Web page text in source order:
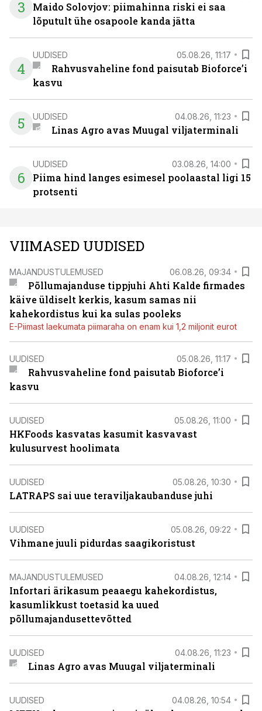
3
Maido Solovjov: piimahinna riski ei saa
lõputult ühe osapoole kanda jätta
4
UUDISED 05.08.26, 11:17
Rahvusvaheline fond paisutab Bioforce’i
kasvu
5 UUDISED 04.08.26, 11:23
Linas Agro avas Muugal viljaterminali
6
UUDISED 03.08.26, 14:00
Piima hind langes esimesel poolaastal ligi 15
protsenti
VIIMASED UUDISED
MAJANDUSTULEMUSED 06.08.26, 09:34
Põllumajanduse tippjuhi Ahti Kalde firmades
käive üldiselt kerkis, kasum samas nii
kahekordistus kui ka sulas pooleks
E-Piimast laekumata piimaraha on enam kui 1,2 miljonit eurot
UUDISED 05.08.26, 11:17
Rahvusvaheline fond paisutab Bioforce’i
kasvu
UUDISED 05.08.26, 11:00
HKFoods kasvatas kasumit kasvavast
kulusurvest hoolimata
UUDISED 05.08.26, 10:30
LATRAPS sai uue teraviljakaubanduse juhi
UUDISED 05.08.26, 09:22
Vihmane juuli pidurdas saagikoristust
MAJANDUSTULEMUSED 04.08.26, 12:14
Infortari ärikasum peaaegu kahekordistus,
kasumlikkust toetasid ka uued
põllumajandusettevõtted
UUDISED 04.08.26, 11:23
Linas Agro avas Muugal viljaterminali
UUDISED 04.08.26, 10:54